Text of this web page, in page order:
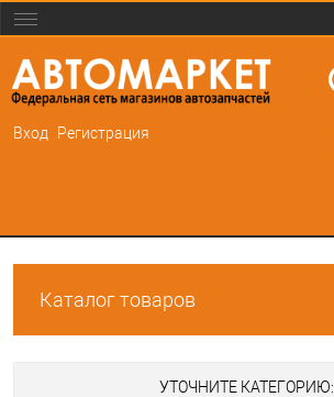
Вход Регистрация
Каталог товаров
УТОЧНИТЕ КАТЕГОРИЮ: